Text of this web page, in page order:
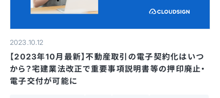
2023.10.12
【2023年10月最新】不動産取引の電子契約化はいつ
から？宅建業法改正で重要事項説明書等の押印廃止・
電子交付が可能に